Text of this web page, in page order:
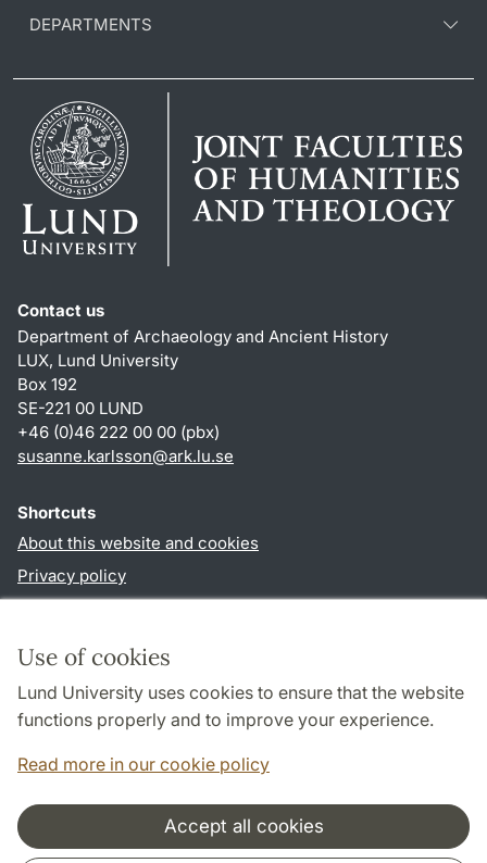
Use of cookies
Lund University uses cookies to ensure that the website
functions properly and to improve your experience.
Read more in our cookie policy
Accept all cookies
DEPARTMENTS
Contact us
Department of Archaeology and Ancient History
LUX, Lund University
Box 192
SE-221 00 LUND
+46 (0)46 222 00 00 (pbx)
susanne.karlsson@ark.lu.se
Shortcuts
About this website and cookies
Privacy policy
Follow us in social media
Cooperation and network